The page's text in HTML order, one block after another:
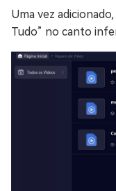
Uma vez
Tudo” no canto